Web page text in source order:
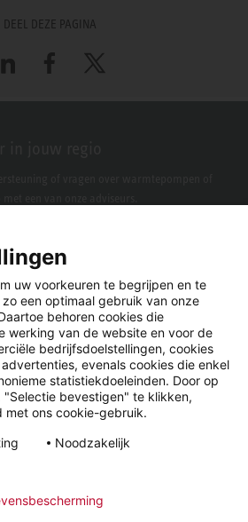
DEEL DEZE PAGINA
LinkedIn FacebookX
Facebook X
Instagram
uw voorkeuren te begrijpen en te
een optimaal gebruik van onze
behoren cookies die
werking van de website en voor de
bedrijfsdoelstellingen, cookies
evenals cookies die enkel
statistiekdoeleinden. Door op
"Selectie bevestigen" te klikken,
ons cookie-gebruik.
Noodzakelijk